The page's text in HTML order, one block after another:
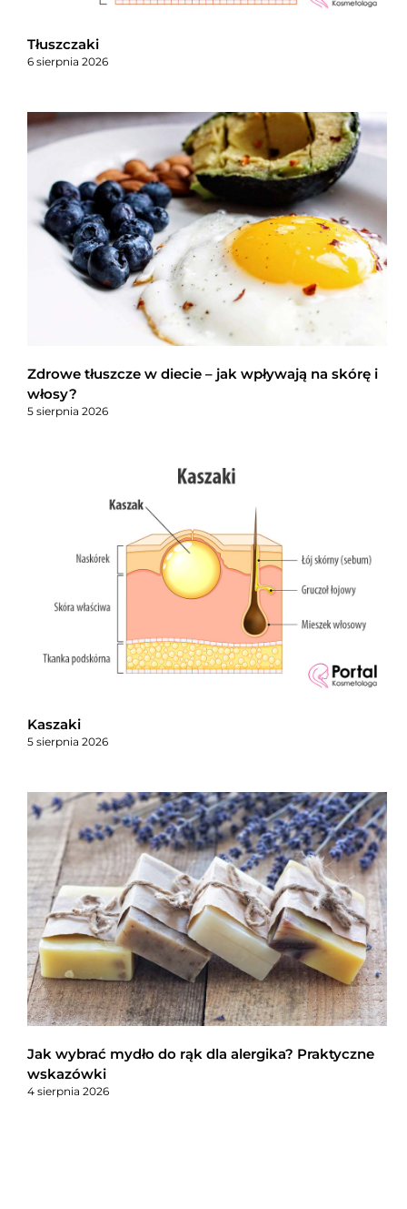
Tłuszczaki
6 sierpnia 2026
Zdrowe tłuszcze w diecie – jak wpływają na skórę i
włosy?
5 sierpnia 2026
Kaszaki
5 sierpnia 2026
Jak wybrać mydło do rąk dla alergika? Praktyczne
wskazówki
4 sierpnia 2026